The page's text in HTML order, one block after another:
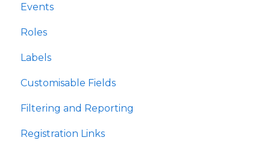
Interactions/Notes
Events
Roles
Labels
Customisable Fields
Filtering and Reporting
Registration Links